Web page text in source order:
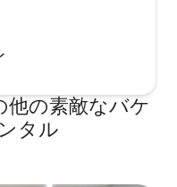
レビ
に快
プの
プラ
、リ
暖炉
クも
の素敵なバケ
タル